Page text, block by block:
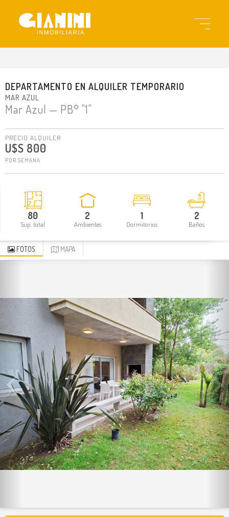
DEPARTAMENTO EN ALQUILER TEMPORARIO
MAR AZUL
Mar Azul — PB° "1"
PRECIO ALQUILER
U$S 800
POR SEMANA
80
Sup. total
2
Ambientes
1
Dormitorios
2
Baños
FOTOS MAPA